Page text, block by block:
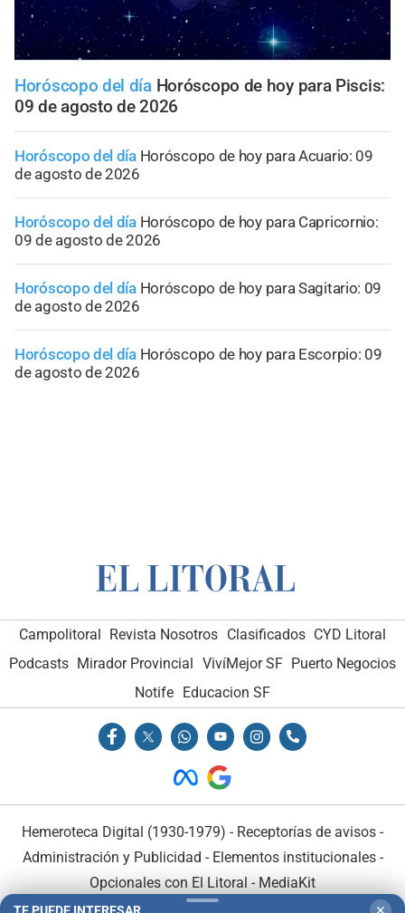
Horóscopo del día Horóscopo de hoy para Piscis:
09 de agosto de 2026
Horóscopo del día Horóscopo de hoy para Acuario: 09
de agosto de 2026
Horóscopo del día Horóscopo de hoy para Capricornio:
09 de agosto de 2026
Horóscopo del día Horóscopo de hoy para Sagitario: 09
de agosto de 2026
Horóscopo del día Horóscopo de hoy para Escorpio: 09
de agosto de 2026
Campolitoral Revista Nosotros Clasificados CYD Litoral
Podcasts Mirador Provincial VivíMejor SF Puerto Negocios
Notife Educacion SF
Hemeroteca Digital (1930-1979) - Receptorías de avisos -
Administración y Publicidad - Elementos institucionales-
Opcionales con El Litoral - MediaKit